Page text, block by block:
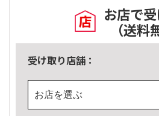
お店で
（送料
受け取り店舗：
お店を選ぶ